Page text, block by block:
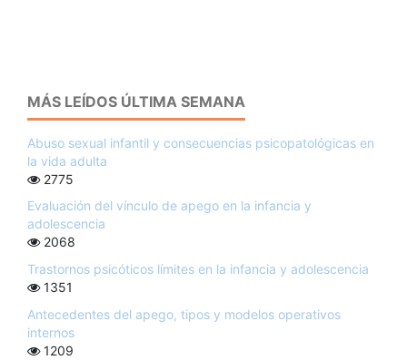
MÁS LEÍDOS ÚLTIMA SEMANA
Abuso sexual infantil y consecuencias psicopatológicas en
la vida adulta
2775
Evaluación del vínculo de apego en la infancia y
adolescencia
2068
Trastornos psicóticos límites en la infancia y adolescencia
1351
Antecedentes del apego, tipos y modelos operativos
internos
1209